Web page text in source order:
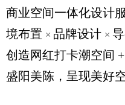
商业空间一体化设计
境布置 × 品牌设计 ×
创造网红打卡潮空间
盛阳美陈，呈现美好